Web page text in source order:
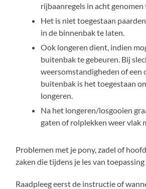
rijbaanregels in acht genomen
Het is niet toegestaan
in de binnenbak te laten.
Ook longeren dient, indien
buitenbak te gebeuren. Bij
weersomstandigheden of een
buitenbak is het toegestaan
longeren.
Na het longeren/losgooien
gaten of rolplekken weer vlak
Problemen met je pony, zadel of
zaken die tijdens je les van toepassing
Raadpleeg eerst de instructie of